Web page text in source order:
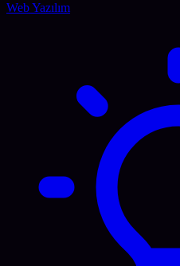
Web Yazılım